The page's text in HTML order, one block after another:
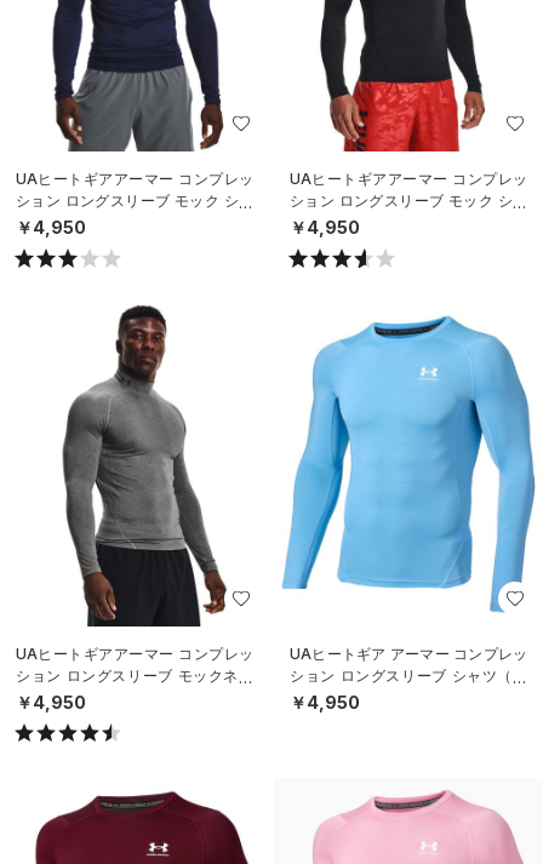
UAヒートギアアーマー コンプレッ
ション ロングスリーブ モック シャ
ツ（トレーニング/MEN）
￥4,950
UAヒートギアアーマー コンプレッ
ション ロングスリーブ モック シャ
ツ（トレーニング/MEN）
￥4,950
UAヒートギアアーマー コンプレッ
ション ロングスリーブ モックネッ
ク シャツ（トレーニング/MEN）
￥4,950
UAヒートギア アーマー コンプレッ
ション ロングスリーブ シャツ（ト
レーニング/MEN）
￥4,950